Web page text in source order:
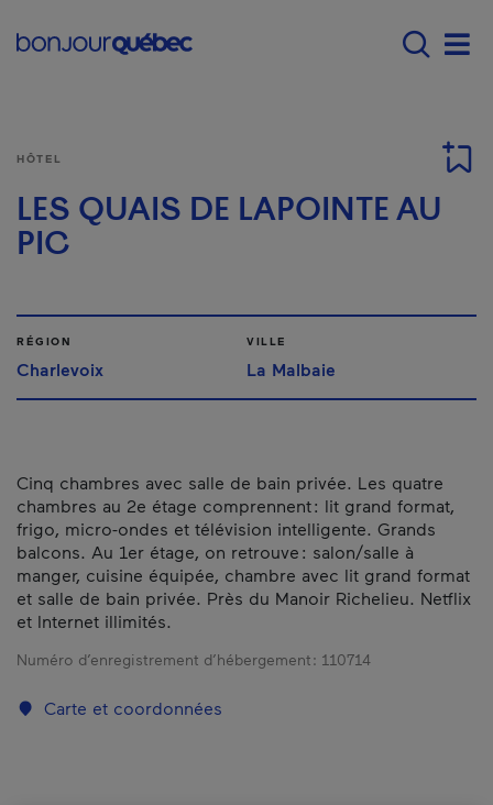
Main navigation -
HÔTEL
LES QUAIS DE LAPOINTE AU
PIC
RÉGION
Charlevoix
VILLE
La Malbaie
Cinq chambres avec salle de bain privée. Les quatre
chambres au 2e étage comprennent : lit grand format,
frigo, micro-ondes et télévision intelligente. Grands
balcons. Au 1er étage, on retrouve : salon/salle à
manger, cuisine équipée, chambre avec lit grand format
et salle de bain privée. Près du Manoir Richelieu. Netflix
et Internet illimités.
Numéro d’enregistrement d’hébergement : 110714
Carte et coordonnées